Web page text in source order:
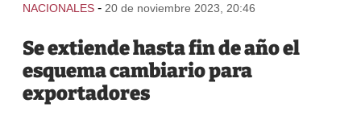
NACIONALES - 20 de noviembre 2023, 20:46
Se extiende hasta fin de año el
esquema cambiario para
exportadores